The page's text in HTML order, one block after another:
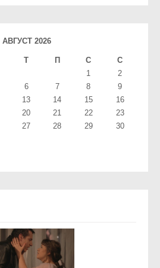
АВГУСТ 2026
T П С С
1
2
6 7 8
9
13 14 15
16
20 21 22
23
27 28 29
30